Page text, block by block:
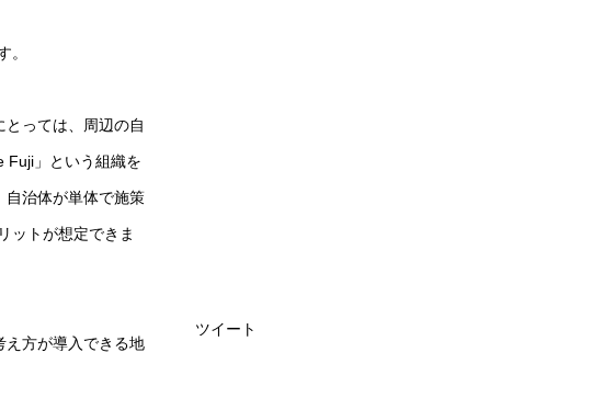
。
っては、周辺の自
Fuji」という組織を
自治体が単体で施策
ットが想定できま
え方が導入できる地
ツイート